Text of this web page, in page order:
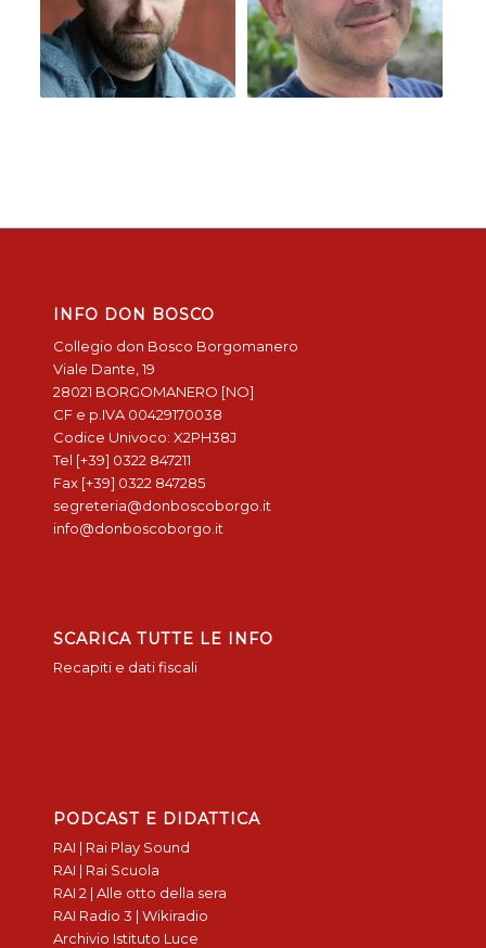
INFO DON BOSCO
Collegio don Bosco Borgomanero
Viale Dante, 19
28021 BORGOMANERO [NO]
CF e p.IVA 00429170038
Codice Univoco: X2PH38J
Tel [+39] 0322 847211
Fax [+39] 0322 847285
segreteria@donboscoborgo.it
info@donboscoborgo.it
SCARICA TUTTE LE INFO
Recapiti e dati fiscali
PODCAST E DIDATTICA
RAI | Rai Play Sound
RAI | Rai Scuola
RAI 2 | Alle otto della sera
RAI Radio 3 | Wikiradio
Archivio Istituto Luce